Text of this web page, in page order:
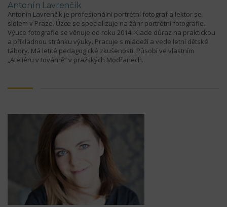
Antonín Lavrenčík
Antonín Lavrenčík je profesionální portrétní fotograf a lektor se
sídlem v Praze. Úzce se specializuje na žánr portrétní fotografie.
Výuce fotografie se věnuje od roku 2014. Klade důraz na praktickou
a příkladnou stránku výuky. Pracuje s mládeží a vede letní dětské
tábory. Má letité pedagogické zkušenosti. Působí ve vlastním
„Ateliéru v továrně“ v pražských Modřanech.